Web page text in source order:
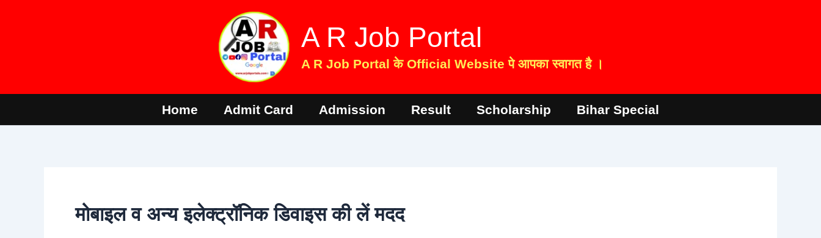
A R Job Portal
A R Job Portal के Official Website पे आपका स्वागत है ।
Home Admit Card Admission Result Scholarship Bihar Special
मोबाइल व अन्य इलेक्ट्रॉनिक डिवाइस की लें मदद